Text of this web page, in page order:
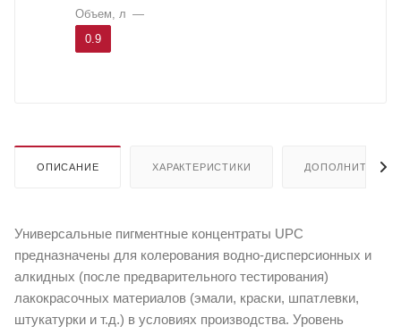
Объем, л —
0.9
ОПИСАНИЕ ХАРАКТЕРИСТИКИ
Универсальные пигментные концентраты UPC
предназначены для колерования водно-дисперсионных и
алкидных (после предварительного тестирования)
лакокрасочных материалов (эмали, краски, шпатлевки,
штукатурки и т.д.) в условиях производства. Уровень